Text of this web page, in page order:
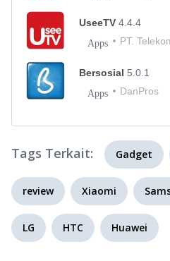
UseeTV 4.4.4
Apps PT.
Bersosial 5.0.1
Apps DanPros
Tags Terkait: Gadget
review Xiaomi
LG HTC Huawei